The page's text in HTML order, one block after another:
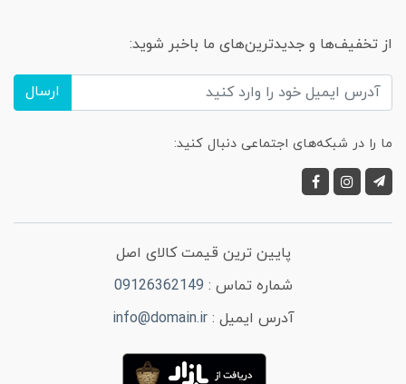
از تخفیف‌ها و جدیدترین‌های ما باخبر شوید:
ارسال
ما را در شبکه‌های اجتماعی دنبال کنید:
پایین ترین قیمت کالای اصل
شماره تماس : 09126362149
آدرس ایمیل :info@domain.ir